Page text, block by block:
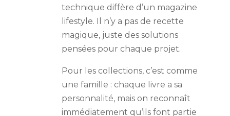
technique diffère d’un magazine
lifestyle. Il n’y a pas de recette
magique, juste des solutions
pensées pour chaque projet.
Pour les collections, c’est comme
une famille : chaque livre a sa
personnalité, mais on reconnaît
immédiatement qu’ils font partie